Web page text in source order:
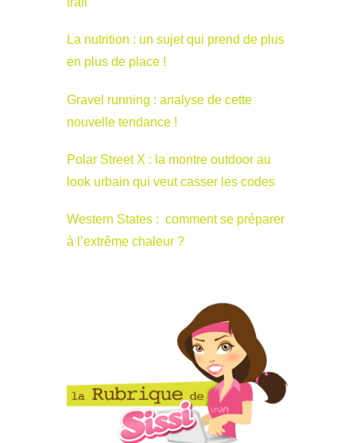
La nutrition : un sujet qui prend de plus
en plus de place !
Gravel running : analyse de cette
nouvelle tendance !
Polar Street X : la montre outdoor au
look urbain qui veut casser les codes
Western States : comment se préparer
à l’extrême chaleur ?